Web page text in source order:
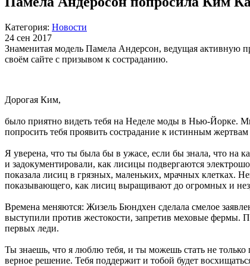
Категория: Новости
24 сен 2017
Знаменитая модель Памела Андерсон, ведущая активную
своём сайте с призывом к состраданию.
Дорогая Ким,
было приятно видеть тебя на Неделе моды в Нью-Йорке.
попросить тебя проявить сострадание к истинным
Я уверена, что ты была бы в ужасе, если бы знала, что
и задокументировали, как лисицы подвергаются
показала лисиц в грязных, маленьких, мрачных клетках.
показывающего, как лисиц выращивают до огромных и
Времена меняются: Жизель Бюндхен сделала смелое
выступили против жестокости, запретив меховые фермы.
первых леди.
Ты знаешь, что я люблю тебя, и ты можешь стать не
верное решение. Тебя поддержит и тобой будет